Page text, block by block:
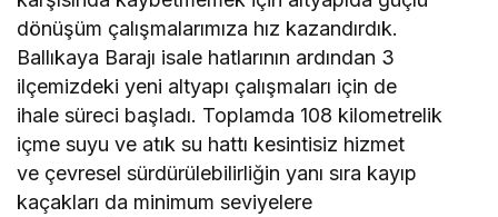
dönüşüm çalışmalarımıza hız kazandırdık.
Ballıkaya Barajı isale hatlarının ardından 3
ilçemizdeki yeni altyapı çalışmaları için de
ihale süreci başladı. Toplamda 108 kilometrelik
içme suyu ve atık su hattı kesintisiz hizmet
ve çevresel sürdürülebilirliğin yanı sıra kayıp
kaçakları da minimum seviyelere